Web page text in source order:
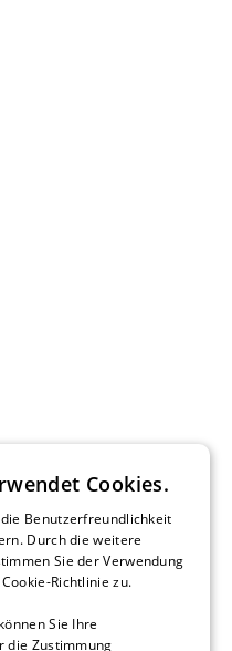
Cookies.
Benutzerfreundlichkeit
Durch die weitere
Sie der Verwendung
Richtlinie zu.
Sie Ihre
die Zustimmung